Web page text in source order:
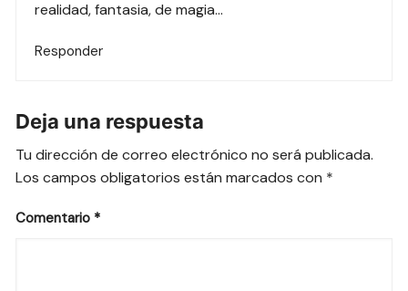
realidad, fantasia, de magia…
Responder
Deja una respuesta
Tu dirección de correo electrónico no será publicada.
Los campos obligatorios están marcados con *
Comentario *